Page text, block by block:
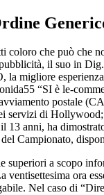
che può che
il suo in
migliore
“SI è le-
postale
servizi di
anni, ha
Campionato,
a scopo
ora
Nel caso di